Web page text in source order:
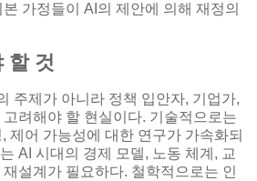
가정들이 AI의 제안에 의해 재정의
할 것
주제가 아니라 정책 입안자, 기업가,
려해야 할 현실이다. 기술적으로는
제어 가능성에 대한 연구가 가속화되
AI 시대의 경제 모델, 노동 체계, 교
설계가 필요하다. 철학적으로는 인